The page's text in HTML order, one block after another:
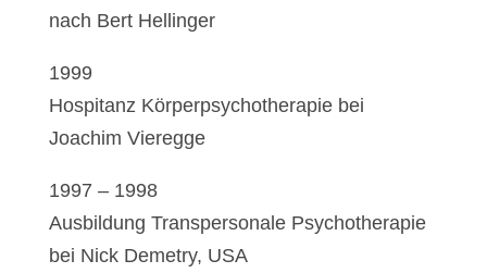
nach Bert Hellinger
1999
Hospitanz Körperpsychotherapie bei
Joachim Vieregge
1997 – 1998
Ausbildung Transpersonale Psychotherapie
bei Nick Demetry, USA